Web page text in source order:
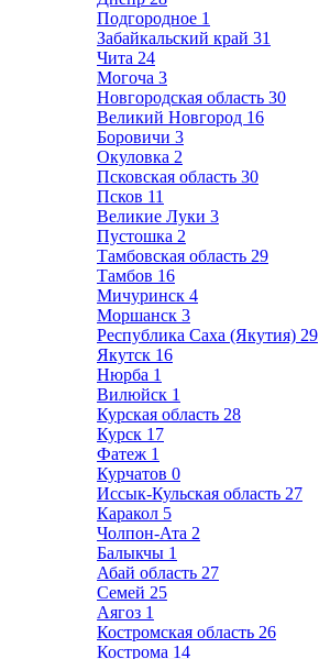
Подгородное 1
Забайкальский край 31
Чита 24
Могоча 3
Новгородская область 30
Великий Новгород 16
Боровичи 3
Окуловка 2
Псковская область 30
Псков 11
Великие Луки 3
Пустошка 2
Тамбовская область 29
Тамбов 16
Мичуринск 4
Моршанск 3
Республика Саха (Якутия) 29
Якутск 16
Нюрба 1
Вилюйск 1
Курская область 28
Курск 17
Фатеж 1
Курчатов 0
Иссык-Кульская область 27
Каракол 5
Чолпон-Ата 2
Балыкчы 1
Абай область 27
Семей 25
Аягоз 1
Костромская область 26
Кострома 14